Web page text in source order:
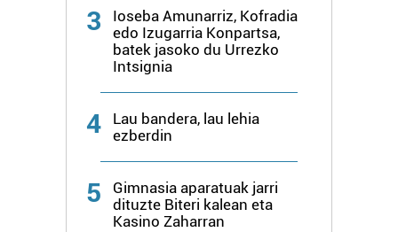
3
Ioseba Amunarriz, Kofradia
edo Izugarria Konpartsa,
batek jasoko du Urrezko
Intsignia
4
Lau bandera, lau lehia
ezberdin
5
Gimnasia aparatuak jarri
dituzte Biteri kalean eta
Kasino Zaharran